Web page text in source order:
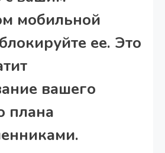
мобильной
ее. Это
вашего
плана